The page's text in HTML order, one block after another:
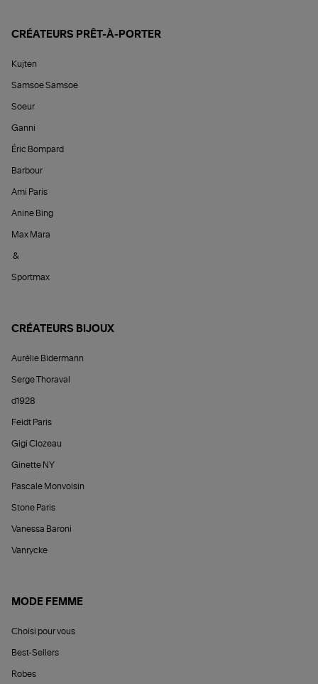
CRÉATEURS PRÊT-À-PORTER
Kujten
Samsoe Samsoe
Soeur
Ganni
Éric Bompard
Barbour
Ami Paris
Anine Bing
Max Mara
&
Sportmax
CRÉATEURS BIJOUX
Aurélie Bidermann
Serge Thoraval
d1928
Feidt Paris
Gigi Clozeau
Ginette NY
Pascale Monvoisin
Stone Paris
Vanessa Baroni
Vanrycke
MODE FEMME
Choisi pour vous
Best-Sellers
Robes